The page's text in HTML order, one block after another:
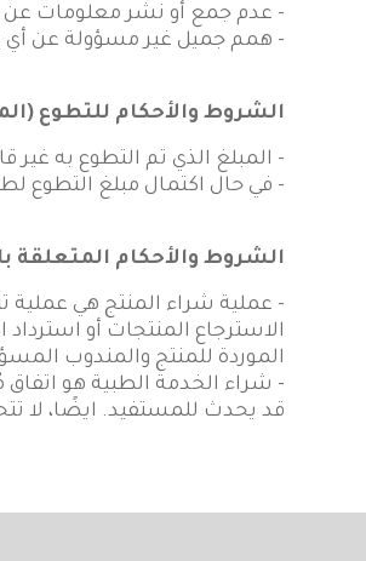
- عدم جمع أو نشر معلومات عن
- همم جميل غير مسؤولة عن أي
الشروط والأحكام للتطوع
- المبلغ الذي تم التطوع به غير
- في حال اكتمال مبلغ التطوع
الشروط والأحكام المتعلقة
- عملية شراء المنتج هي عملية
الاسترجاع المنتجات أو
الموردة للمنتج والمندوب
- شراء الخدمة الطبية هو
قد يحدث للمستفيد. ايضًا، لا